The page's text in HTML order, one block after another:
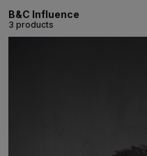
B&C Influence
3 products